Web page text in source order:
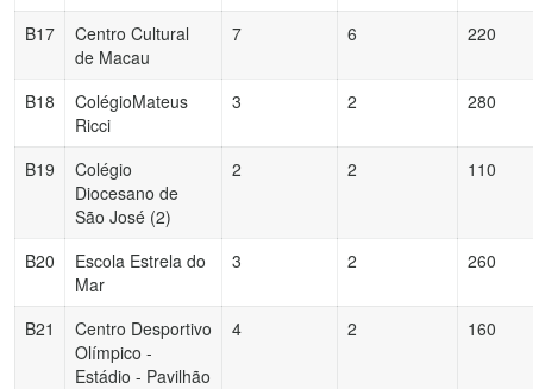
B17
Centro Cultural
de Macau
7 6 220
B18
ColégioMateus
Ricci
3 2 280
B19
Colégio
Diocesano de
São José (2)
2 2 110
B20
Escola Estrela do
Mar
3 2 260
B21
Centro Desportivo
Olímpico -
Estádio - Pavilhão
4 2 160